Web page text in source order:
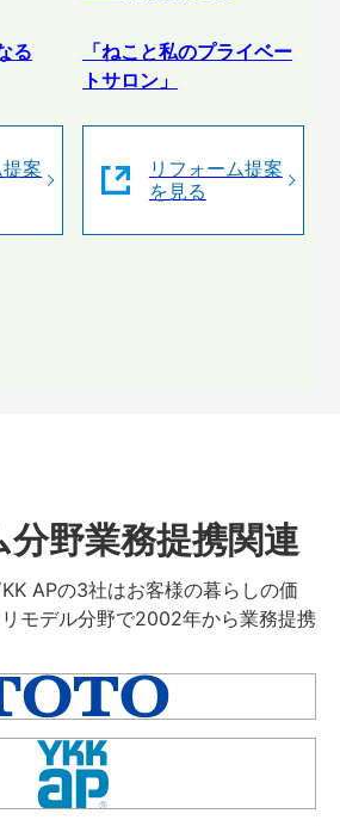
る
案
「ねこと私のプライベー
トサロン」
リフォーム提案
を見る
分野業務提携関連
APの3社はお客様の暮らしの価
モデル分野で2002年から業務提携